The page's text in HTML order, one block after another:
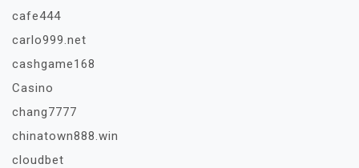
cafe444
carlo999.net
cashgame168
Casino
chang7777
chinatown888.win
cloudbet